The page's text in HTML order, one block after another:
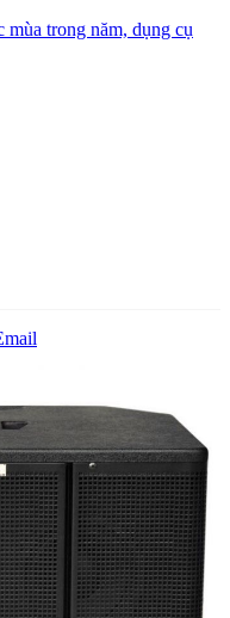
mùa trong năm, dụng cụ